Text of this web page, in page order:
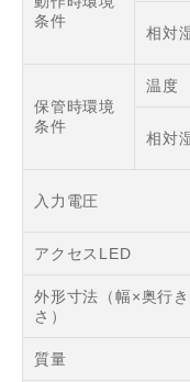
条件
相対
保管時環境
条件
温度
相対
入力電圧
アクセスLED
外形寸法（幅×奥行
さ）
質量